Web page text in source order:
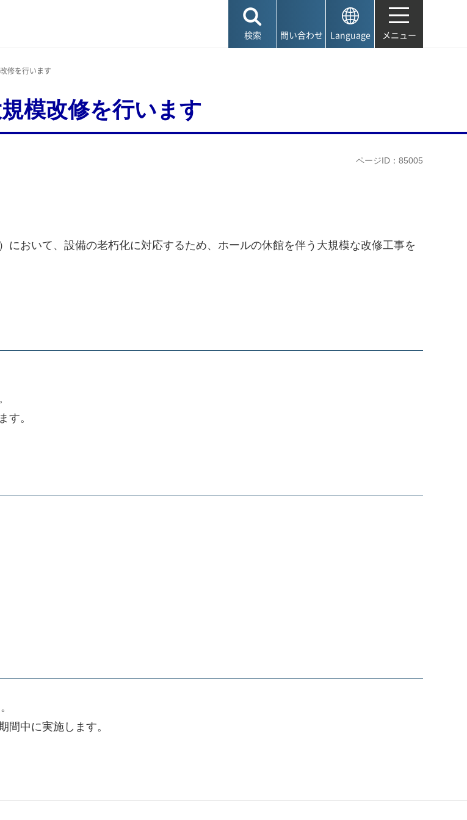
検索 問い合わせ Language メニュー
修を行います
模改修を行います
ページID：85005
おいて、設備の老朽化に対応するため、ホールの休館を伴う大規模な改修工事を
す。
間中に実施します。